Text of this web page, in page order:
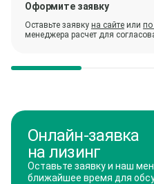
Оформите заявку
Оставьте заявку на сайте или по
менеджера расчет для
Онлайн-заявка
на лизинг
Оставьте заявку и наш
ближайшее время для